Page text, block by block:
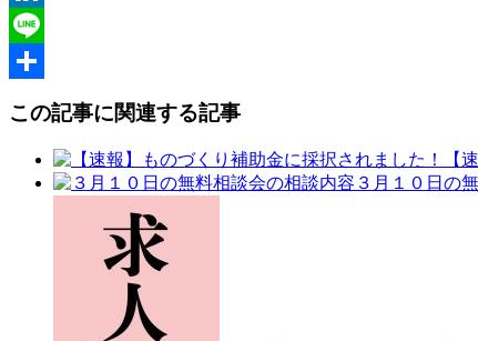
LinkedIn
Line
この記事に関連する記事
【
３月１０日の